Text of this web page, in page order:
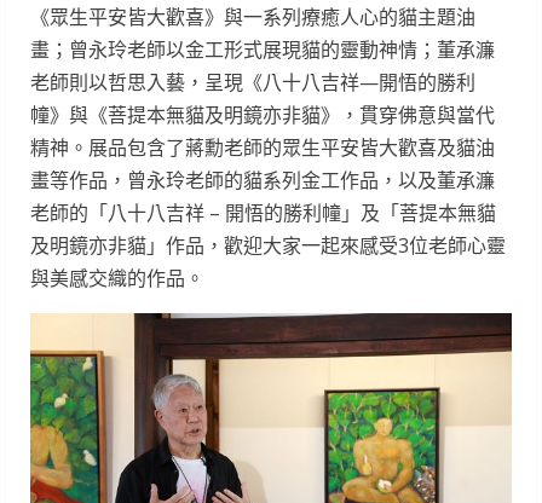
《眾生平安皆大歡喜》與一系列療癒人心的貓主題油
畫；曾永玲老師以金工形式展現貓的靈動神情；董承濂
老師則以哲思入藝，呈現《八十八吉祥—開悟的勝利
幢》與《菩提本無貓及明鏡亦非貓》，貫穿佛意與當代
精神。展品包含了蔣勳老師的眾生平安皆大歡喜及貓油
畫等作品，曾永玲老師的貓系列金工作品，以及董承濂
老師的「八十八吉祥 – 開悟的勝利幢」及「菩提本無貓
及明鏡亦非貓」作品，歡迎大家一起來感受3位老師心靈
與美感交織的作品。